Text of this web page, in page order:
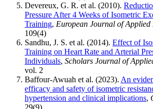
Devereux, G. R. et al. (2010).
Pressure After 4 Weeks of Isometric
Training, European Journal of Applied
109(4)
Sandhu, J. S. et al. (2014). Effect of
Training on Heart Rate and Arterial
Individuals, Scholars Journal of
vol. 2
Baffour-Awuah et al. (2023). An
efficacy and safety of isometric
hypertension and clinical implications,
29(9).